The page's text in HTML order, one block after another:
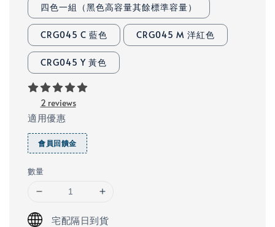
四色一組（黑色高容量其餘標準容量）
CRG045 C 藍色 CRG045 M 洋紅色
CRG045 Y 黃色
2 reviews
適用優惠
會員回饋金
數量
宅配隔日到貨